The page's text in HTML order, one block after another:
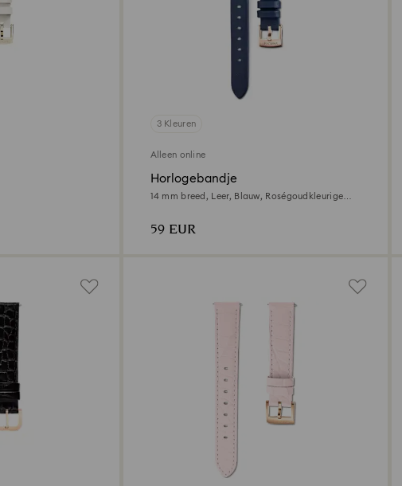
3 Kleuren
Alleen online
Horlogebandje
14 mm breed, Leer, Blauw, Roségoudkleurige
59 EUR